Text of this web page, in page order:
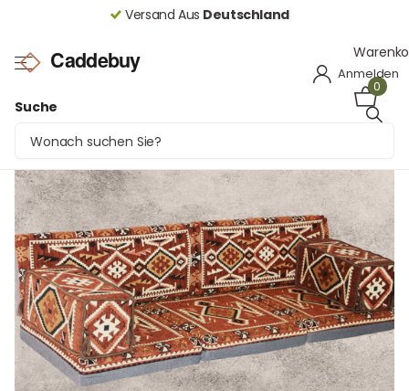
Versand Aus Deutschland
Suche
Anmelden
0
Orientalische Sitzecke Braun 7-tlg. – Sark Kösesi
Bodensofa | Caddebuy